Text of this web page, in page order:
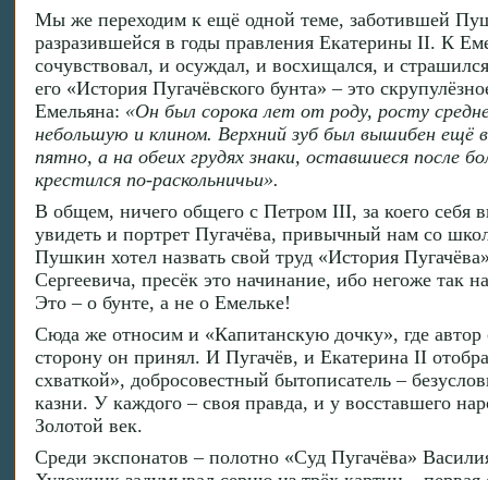
Мы же переходим к ещё одной теме, заботившей
разразившейся в годы правления Екатерины II. К
сочувствовал, и осуждал, и восхищался, и
его «История Пугачёвского бунта» – это
Емельяна: «Он был сорока лет от роду, росту
небольшую и клином. Верхний зуб был вышибен ещё
пятно, а на обеих грудях знаки, оставшиеся после
крестился по-раскольничьи».
В общем, ничего общего с Петром III, за коего себя
увидеть и портрет Пугачёва, привычный нам со
Пушкин хотел назвать свой труд «История
Сергеевича, пресёк это начинание, ибо негоже так
Это – о бунте, а не о Емельке!
Сюда же относим и «Капитанскую дочку», где
сторону он принял. И Пугачёв, и Екатерина II
схваткой», добросовестный бытописатель –
казни. У каждого – своя правда, и у восставшего
Золотой век.
Среди экспонатов – полотно «Суд Пугачёва»